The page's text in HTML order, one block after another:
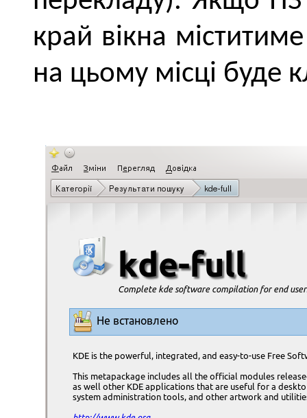
край вікна
на цьому місці буде